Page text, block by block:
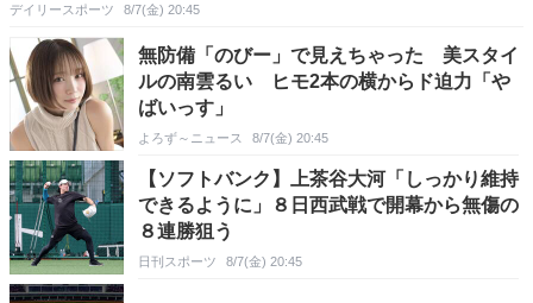
デイリースポーツ 8/7(金) 20:45
無防備「のびー」で見えちゃった 美スタイ
ルの南雲るい ヒモ2本の横からド迫力「や
ばいっす」
よろず～ニュース 8/7(金) 20:45
【ソフトバンク】上茶谷大河「しっかり維持
できるように」８日西武戦で開幕から無傷の
８連勝狙う
日刊スポーツ 8/7(金) 20:45